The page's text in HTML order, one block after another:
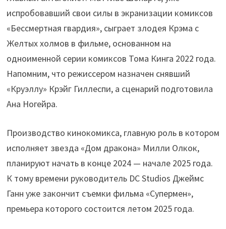
испробовавший свои силы в экранизации комиксов
«Бессмертная гвардия», сыграет злодея Крэма с
Желтых холмов в фильме, основанном на
одноименной серии комиксов Тома Кинга 2022 года.
Напомним, что режиссером назначен снявший
«Круэллу» Крэйг Гиллеспи, а сценарий подготовила
Ана Ногейра.
Производство кинокомикса, главную роль в котором
исполняет звезда «Дом дракона» Милли Олкок,
планируют начать в конце 2024 — начале 2025 года.
К тому времени руководитель DC Studios Джеймс
Ганн уже закончит съемки фильма «Супермен»,
премьера которого состоится летом 2025 года.